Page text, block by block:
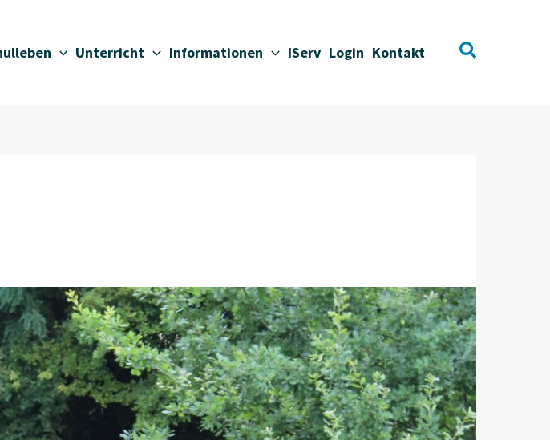
Unterricht Informationen IServ Login Kontakt Suchen